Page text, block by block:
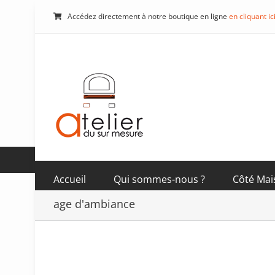
Accédez directement à notre boutique en ligne en cliquant ici
Accueil Qui sommes-nous ? Côté
age d'ambiance